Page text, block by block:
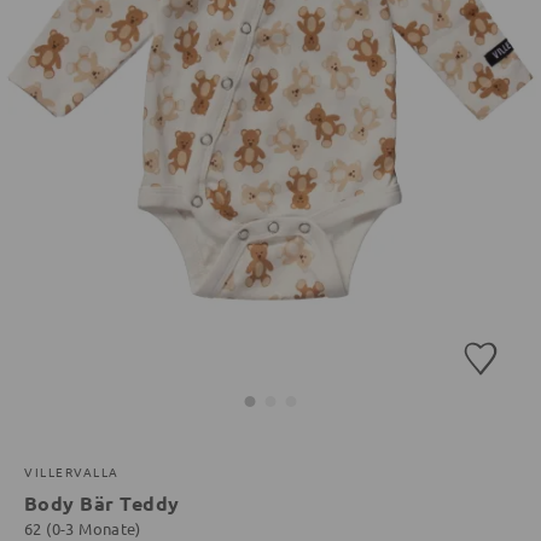
VILLERVALLA
Body Bär Teddy
62 (0-3 Monate)